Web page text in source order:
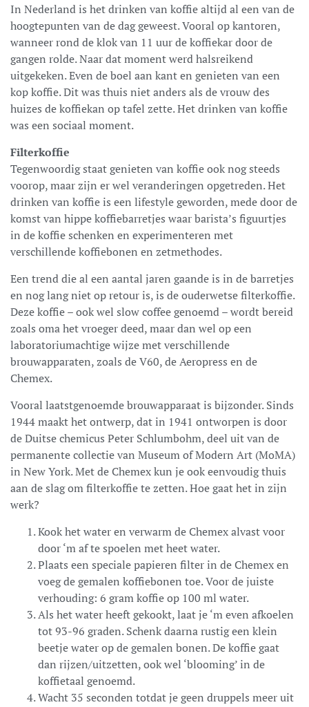
In Nederland is het drinken van koffie altijd al een van de
hoogtepunten van de dag geweest. Vooral op kantoren,
wanneer rond de klok van 11 uur de koffiekar door de
gangen rolde. Naar dat moment werdhalsreikend
uitgekeken. Even de boel aan kant en genieten van een
kop koffie. Dit was thuis niet anders als de vrouw des
huizes de koffiekan op tafel zette. Het drinken van koffie
was een sociaal moment.
Filterkoffie
Tegenwoordig staat genieten van koffie ook nog steeds
voorop, maar zijn er wel veranderingen opgetreden. Het
drinken van koffie is een lifestyle geworden, mede door de
komst van hippe koffiebarretjes waar barista’s figuurtjes
in de koffie schenken en experimenteren met
verschillende koffiebonen en zetmethodes.
Een trend die al een aantal jaren gaande is in de barretjes
en nog lang niet op retour is, is de ouderwetse filterkoffie.
Deze koffie – ook wel slow coffee genoemd – wordt bereid
zoals oma het vroeger deed, maar dan wel op een
laboratoriumachtige wijze met verschillende
brouwapparaten, zoals de V60, de Aeropress en de
Chemex.
Vooral laatstgenoemde brouwapparaat is bijzonder. Sinds
1944 maakt het ontwerp, dat in 1941 ontworpen is door
de Duitse chemicus Peter Schlumbohm, deel uit van de
permanente collectie van Museum of Modern Art (MoMA)
in New York. Met de Chemex kun je ook eenvoudig thuis
aan de slag om filterkoffie te zetten. Hoe gaat het in zijn
werk?
Kook het water en verwarm de Chemex alvast voor
door ‘m af te spoelen met heet water.
Plaats een speciale papieren filter in de Chemex en
voeg de gemalen koffiebonen toe. Voor de juiste
verhouding: 6 gram koffie op 100 ml water.
Als het water heeft gekookt, laat je ‘m even afkoelen
tot 93-96 graden. Schenk daarna rustig een klein
beetje water op de gemalen bonen. De koffie gaat
dan rijzen/uitzetten, ook wel ‘blooming’ in de
koffietaal genoemd.
Wacht 35 seconden totdat je geen druppels meer uit